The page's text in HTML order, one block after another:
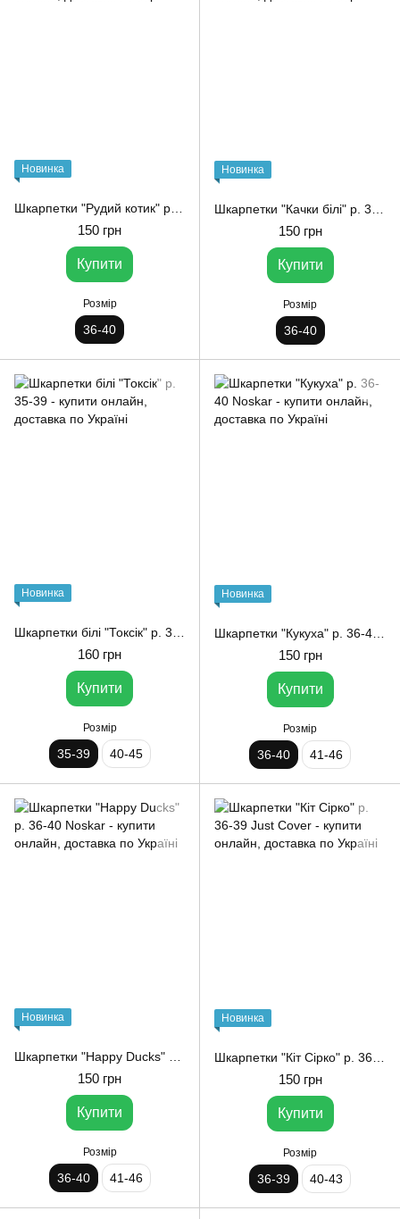
Новинка
150 грн
Купити
Розмір
36-40
Новинка
150 грн
Купити
Розмір
36-40
Новинка
160 грн
Купити
Розмір
35-39 40-45
Новинка
150 грн
Купити
Розмір
36-40 41-46
Новинка
150 грн
Купити
Розмір
36-40 41-46
Новинка
150 грн
Купити
Розмір
36-39 40-43